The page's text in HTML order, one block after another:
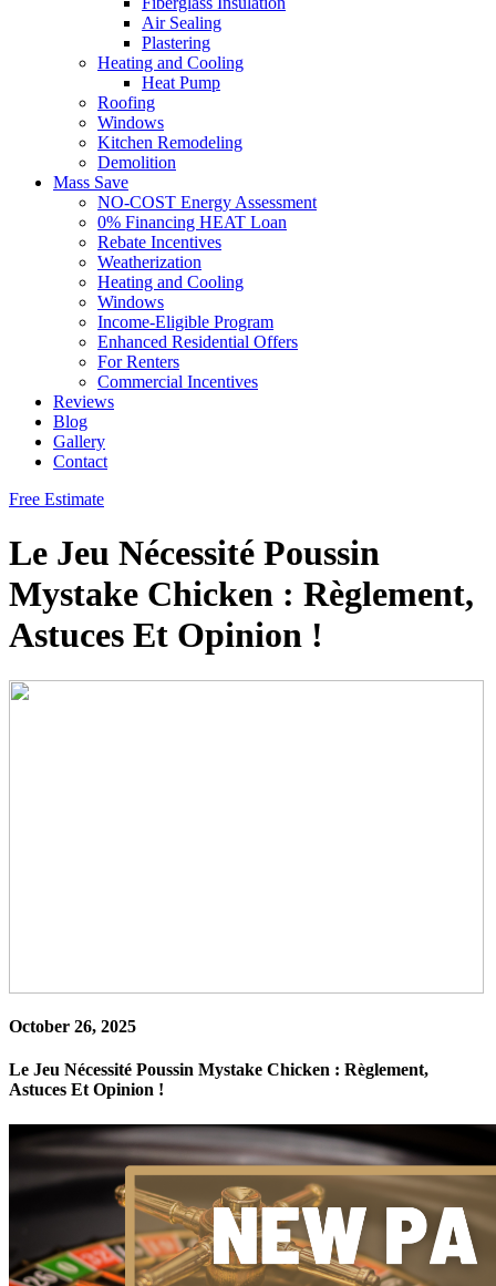
Air Sealing
Plastering
Heating and Cooling
Heat Pump
Roofing
Windows
Kitchen Remodeling
Demolition
Mass Save
NO-COST Energy Assessment
0% Financing HEAT Loan
Rebate Incentives
Weatherization
Heating and Cooling
Windows
Income-Eligible Program
Enhanced Residential Offers
For Renters
Commercial Incentives
Reviews
Blog
Gallery
Contact
Free Estimate
Le Jeu Nécessité Poussin
Mystake Chicken : Règlement,
Astuces Et Opinion !
October 26, 2025
Le Jeu Nécessité Poussin Mystake Chicken : Règlement,
Astuces Et Opinion !